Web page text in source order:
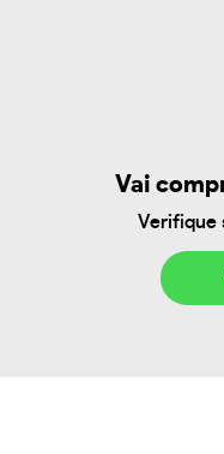
Vai
Verifique